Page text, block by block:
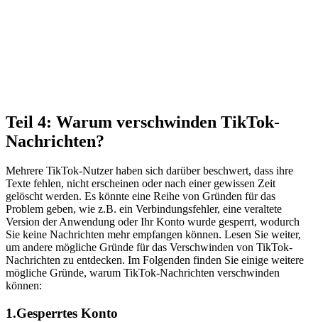
Teil 4: Warum verschwinden TikTok-
Nachrichten?
Mehrere TikTok-Nutzer haben sich darüber beschwert, dass ihre
Texte fehlen, nicht erscheinen oder nach einer gewissen Zeit
gelöscht werden. Es könnte eine Reihe von Gründen für das
Problem geben, wie z.B. ein Verbindungsfehler, eine veraltete
Version der Anwendung oder Ihr Konto wurde gesperrt, wodurch
Sie keine Nachrichten mehr empfangen können. Lesen Sie weiter,
um andere mögliche Gründe für das Verschwinden von TikTok-
Nachrichten zu entdecken. Im Folgenden finden Sie einige weitere
mögliche Gründe, warum TikTok-Nachrichten verschwinden
können:
1.Gesperrtes Konto